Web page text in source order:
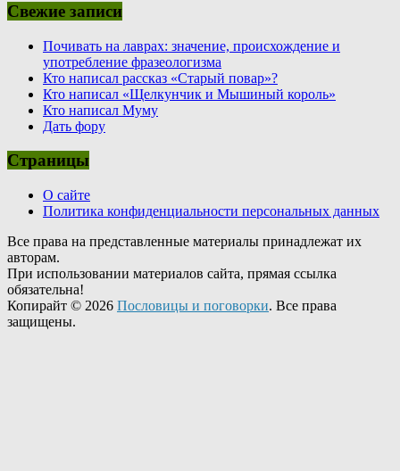
Свежие записи
Почивать на лаврах: значение, происхождение и
употребление фразеологизма
Кто написал рассказ «Старый повар»?
Кто написал «Щелкунчик и Мышиный король»
Кто написал Муму
Дать фору
Страницы
О сайте
Политика конфиденциальности персональных данных
Все права на представленные материалы принадлежат их
авторам.
При использовании материалов сайта, прямая ссылка
обязательна!
Копирайт © 2026 Пословицы и поговорки. Все права
защищены.